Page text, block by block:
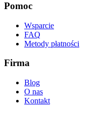
Pomoc
Wsparcie
FAQ
Metody płatności
Firma
Blog
O nas
Kontakt